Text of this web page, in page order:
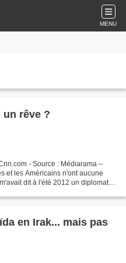
MENU
un rêve ?
- Source : Médiarama –
et les Américains n'ont aucune
dit à l'été 2012 un diplomate
en Irak... mais pas